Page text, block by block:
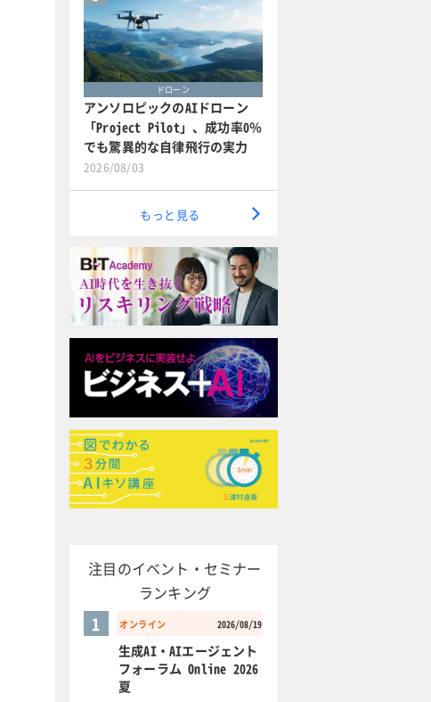
ドローン
アンソロピックのAIドローン
「Project Pilot」、成功率0％
でも驚異的な自律飛行の実力
2026/08/03
もっと見る
注目のイベント・セミナー
ランキング
オンライン 2026/08/19
1
生成AI・AIエージェント
フォーラム Online 2026
夏